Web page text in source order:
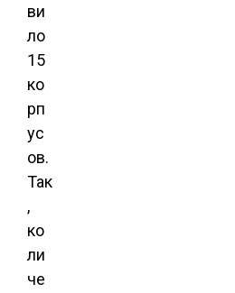
ви
ло
15
ко
рп
ус
ов.
Так
,
ко
ли
че